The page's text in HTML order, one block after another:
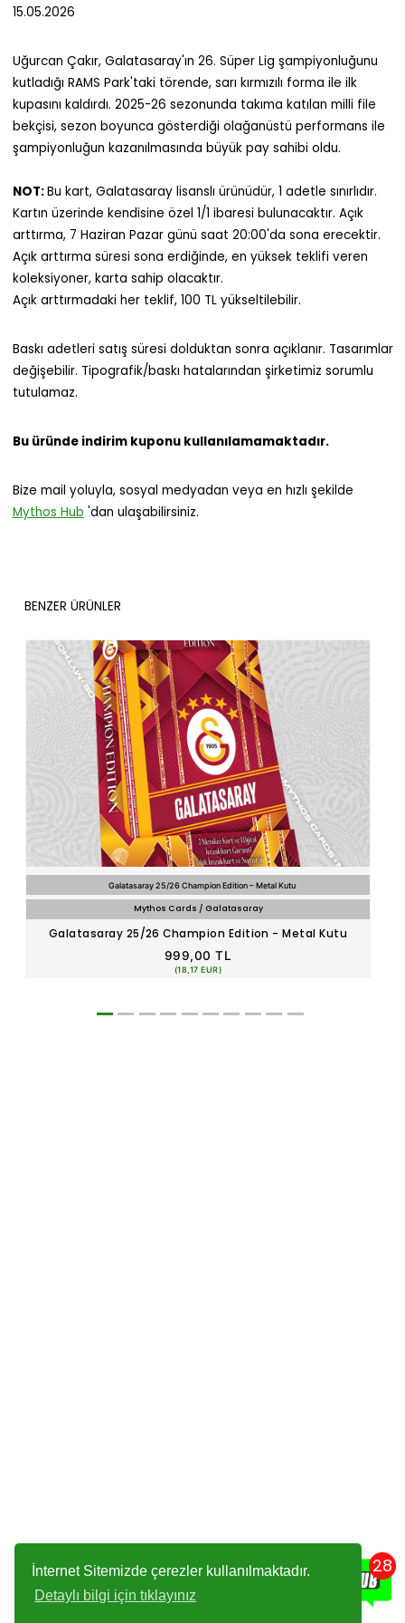
İnternet Sitemizde çerezler kullanılmaktadır.
Detaylı bilgi için tıklayınız
15.05.2026
Uğurcan Çakır, Galatasaray'ın 26. Süper Lig şampiyonluğunu
kutladığı RAMS Park'taki törende, sarı kırmızılı forma ile ilk
kupasını kaldırdı. 2025-26 sezonunda takıma katılan milli file
bekçisi, sezon boyunca gösterdiği olağanüstü performans ile
şampiyonluğun kazanılmasında büyük pay sahibi oldu.
NOT:Bu kart, Galatasaray lisanslı ürünüdür, 1 adetle sınırlıdır.
Kartın üzerinde kendisine özel 1/1 ibaresi bulunacaktır. Açık
arttırma, 7 Haziran Pazar günü saat 20:00'da sona erecektir.
Açık arttırma süresi sona erdiğinde, en yüksek teklifi veren
koleksiyoner, karta sahip olacaktır.
Açık arttırmadaki her teklif, 100 TL yükseltilebilir.
Baskı adetleri satış süresi dolduktan sonra açıklanır. Tasarımlar
değişebilir. Tipografik/baskı hatalarından şirketimiz sorumlu
tutulamaz.
Bu üründe indirim kuponu kullanılamamaktadır.
Bize mail yoluyla, sosyal medyadan veya en hızlı şekilde
Mythos Hub 'dan ulaşabilirsiniz.
BENZER ÜRÜNLER
Galatasaray 25/26 Champion Edition – Metal Kutu
Mythos Cards / Galatasaray
Galatasaray 25/26 Champion Edition - Metal Kutu
999,00 TL
(18,17 EUR)
28